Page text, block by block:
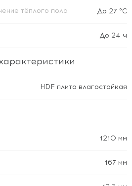
тёплого пола До 27 °C
До 24 ч
HDF плита влагостойкая
1210 мм
167 мм